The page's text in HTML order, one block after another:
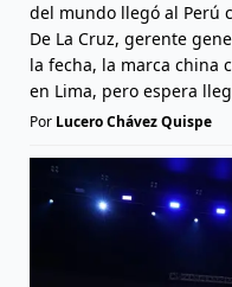
del mundo llegó al Perú
De La Cruz, gerente
la fecha, la marca china
en Lima, pero espera
Por Lucero Chávez Quispe